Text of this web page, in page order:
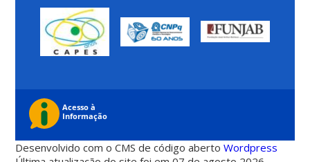
Desenvolvido com o CMS de código abertoWordpress